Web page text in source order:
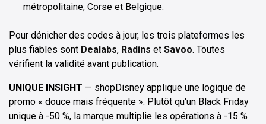
métropolitaine, Corse et Belgique.
Pour dénicher des codes à jour, les trois plateformes les
plus fiables sont Dealabs, Radins et Savoo. Toutes
vérifient la validité avant publication.
UNIQUE INSIGHT — shopDisney applique une logique de
promo « douce mais fréquente ». Plutôt qu'un Black Friday
unique à -50 %, la marque multiplie les opérations à -15 %